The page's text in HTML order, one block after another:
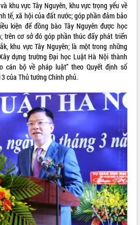
với
chế
gặp
liệt sĩ
quy
sát
gói
khu vực Tây Nguyên, khu vực trọng yếu về
tế, xã hội của đất nước; góp phần đảm bảo
kiện để đồng bào Tây Nguyên được học
trên cơ sở đó góp phần thúc đẩy phát triển
khu vực Tây Nguyên; là một trong những
dựng trường Đại học Luật Hà Nội thành
cán bộ về pháp luật” theo Quyết định số
của Thủ tướng Chính phủ.